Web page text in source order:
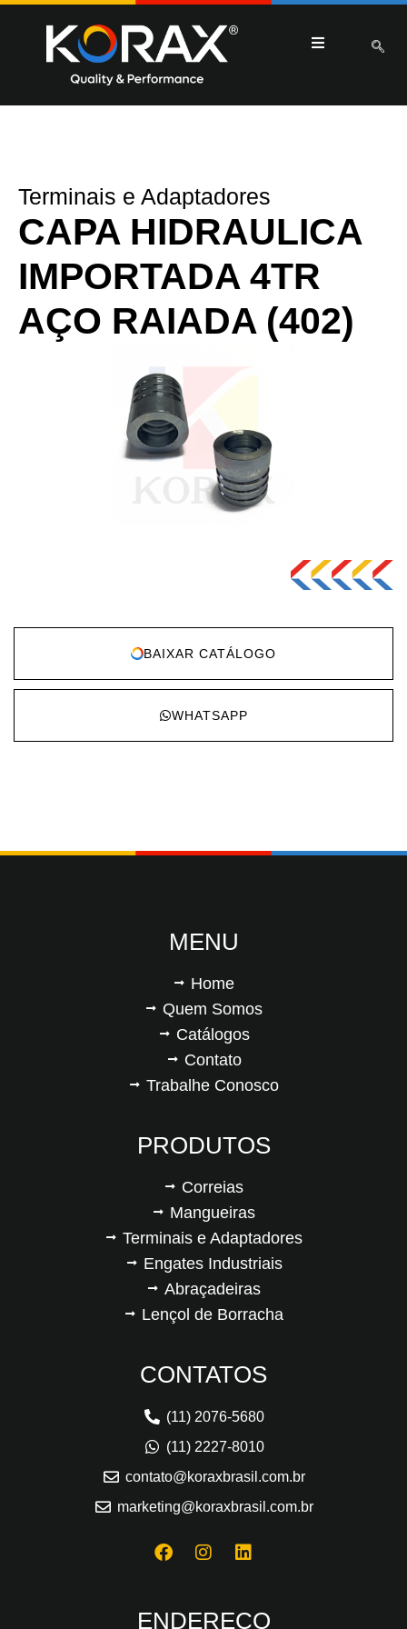
Terminais e Adaptadores
CAPA HIDRAULICA
IMPORTADA 4TR
AÇO RAIADA (402)
BAIXAR CATÁLOGO
WHATSAPP
MENU
Home
Quem Somos
Catálogos
Contato
Trabalhe Conosco
PRODUTOS
Correias
Mangueiras
Terminais e Adaptadores
Engates Industriais
Abraçadeiras
Lençol de Borracha
CONTATOS
(11) 2076-5680
(11) 2227-8010
contato@koraxbrasil.com.br
marketing@koraxbrasil.com.br
ENDEREÇO